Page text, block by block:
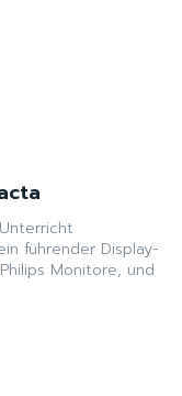
führender Display-
Monitore, und